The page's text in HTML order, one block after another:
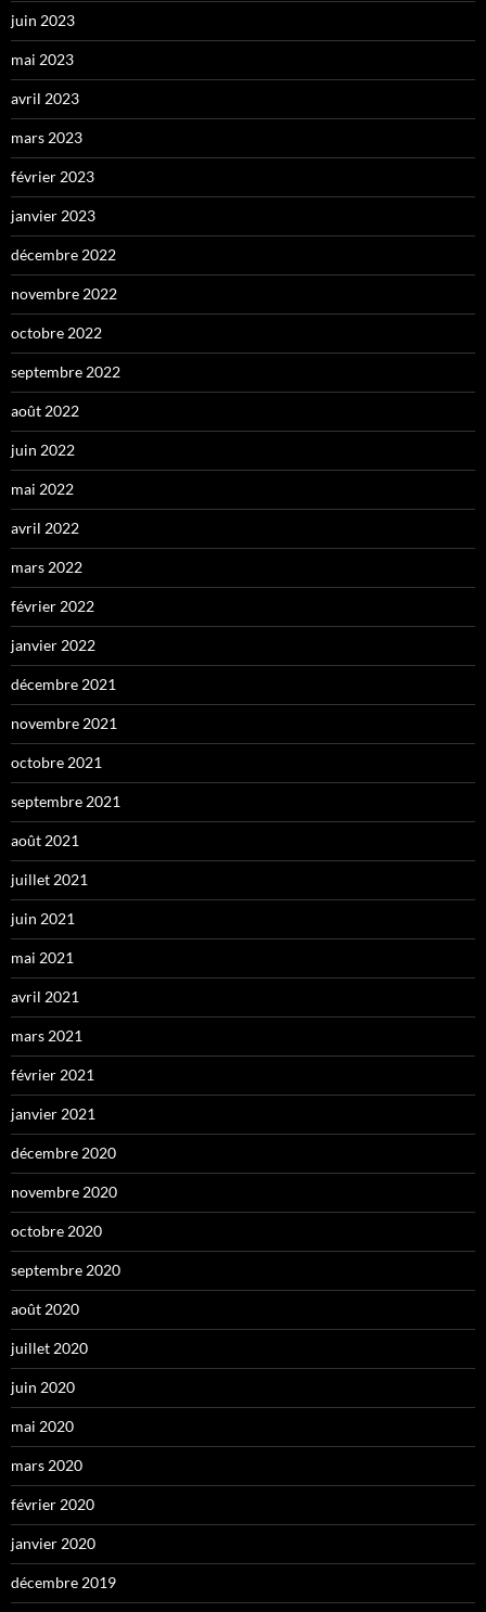
juin 2023
mai 2023
avril 2023
mars 2023
février 2023
janvier 2023
décembre 2022
novembre 2022
octobre 2022
septembre 2022
août 2022
juin 2022
mai 2022
avril 2022
mars 2022
février 2022
janvier 2022
décembre 2021
novembre 2021
octobre 2021
septembre 2021
août 2021
juillet 2021
juin 2021
mai 2021
avril 2021
mars 2021
février 2021
janvier 2021
décembre 2020
novembre 2020
octobre 2020
septembre 2020
août 2020
juillet 2020
juin 2020
mai 2020
mars 2020
février 2020
janvier 2020
décembre 2019